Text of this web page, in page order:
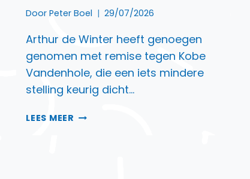
Door Peter Boel 29/07/2026
Arthur de Winter heeft genoegen
genomen met remise tegen Kobe
Vandenhole, die een iets mindere
stelling keurig dicht…
LEES MEER DE